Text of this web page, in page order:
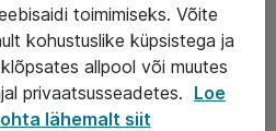
toimimiseks. Võite
kohustuslike küpsistega ja
allpool või muutes
privaatsusseadetes. Loe
lähemalt siit